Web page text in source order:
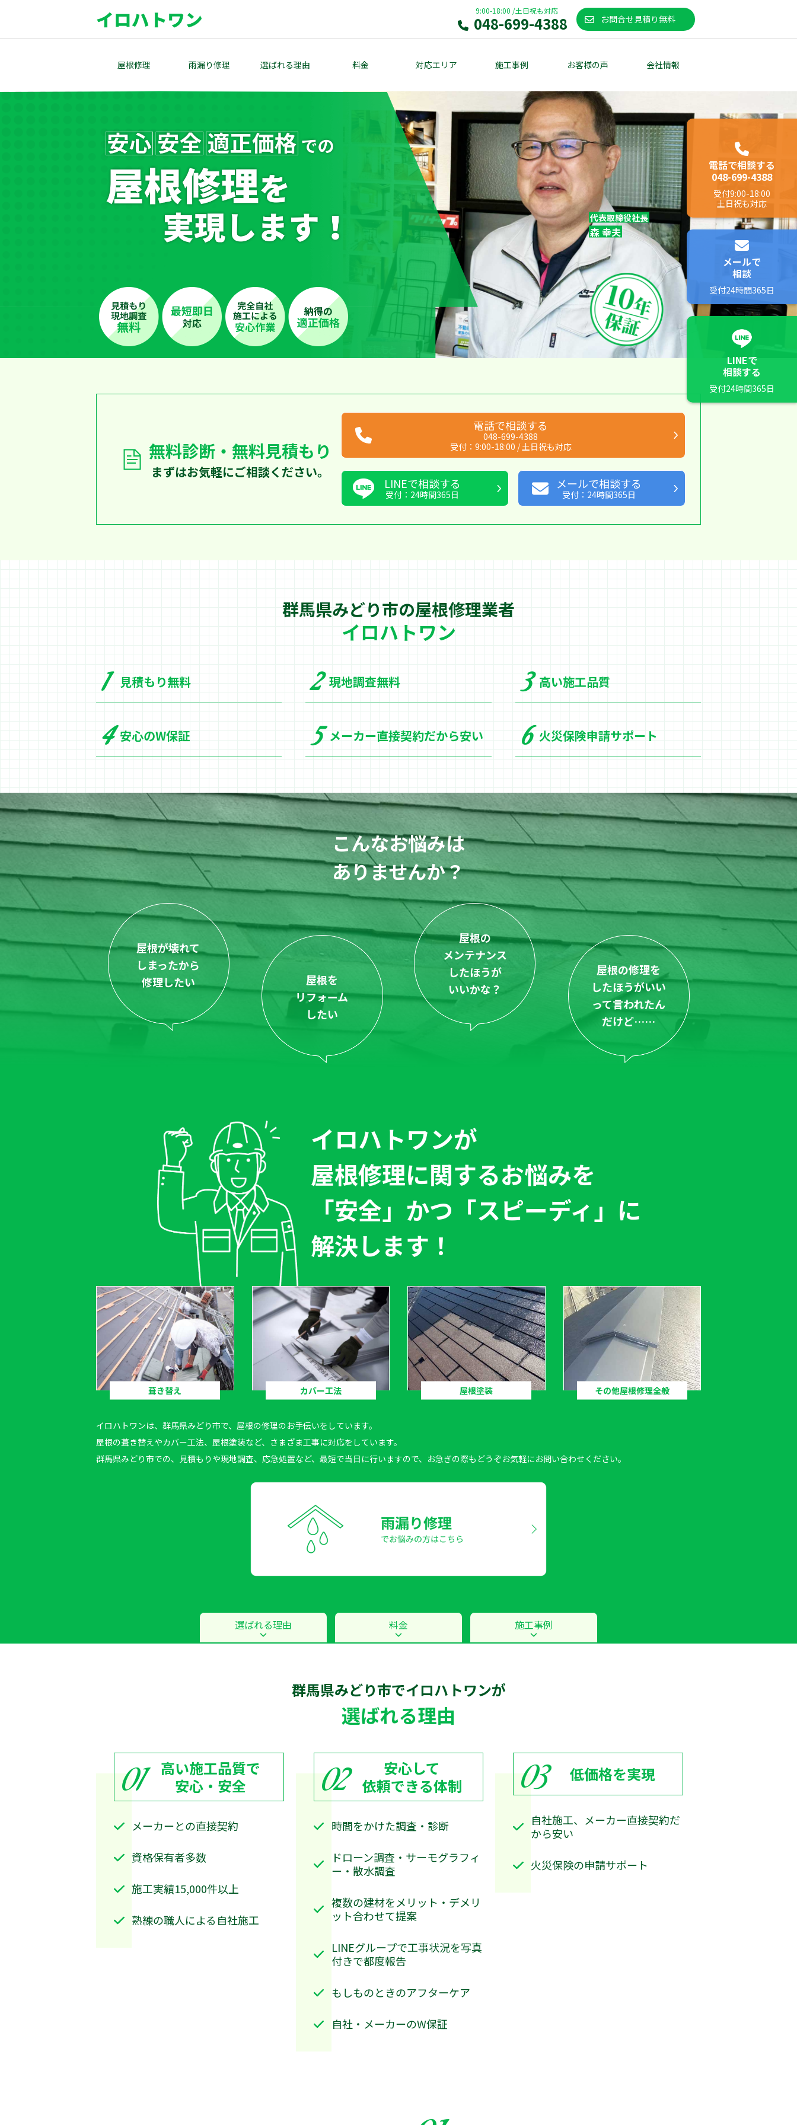
9:00-18:00 /土日祝も対応
048-699-4388 お問合せ見積り無料
屋根修理 雨漏り修理 選ばれる理由 料金 対応エリア 施工事例 お客様の声 会社情報
代表取締役社長
森 幸夫
メールで
相談
受付24時間365日
電話で相談する
048-699-4388
受付9:00-18:00
土日祝も対応
LINEで
相談する
受付24時間365日
無料診断・無料見積もり
まずはお気軽にご相談ください。
電話で相談する
048-699-4388
受付： 9:00-18:00 /土日祝も対応
LINEで相談する
受付：24時間365日
メールで相談する
受付：24時間365日
群馬県みどり市の屋根修理業者
イロハトワン
見積もり無料 現地調査無料 高い施工品質
安心のW保証 メーカー直接契約だから安い 火災保険申請サポート
こんなお悩みは
ありませんか？
屋根が壊れて
しまったから
修理したい
屋根を
リフォーム
したい
屋根の
メンテナンス
したほうが
いいかな？
屋根の修理を
したほうがいい
って言われたん
だけど……
イロハトワンが
屋根修理に関するお悩みを
「安全」 かつ 「スピーディ」 に
解決します！
葺き替え カバー工法 屋根塗装 その他屋根修理全般
イロハトワンは、群馬県みどり市で、屋根の修理のお手伝いをしています。
屋根の葺き替えやカバー工法、屋根塗装など、さまざま工事に対応をしています。
群馬県みどり市での、見積もりや現地調査、応急処置など、最短で当日に行いますので、お急ぎの際もどうぞお気軽にお問い合わせください。
選ばれる理由 料金 施工事例
群馬県みどり市でイロハトワンが
選ばれる理由
01
高い施工品質で
安心・安全
メーカーとの直接契約
資格保有者多数
施工実績15,000件以上
熟練の職人による自社施工
02
安心して
依頼できる体制
時間をかけた調査・診断
ドローン調査・サーモグラフィ
ー・散水調査
複数の建材をメリット・デメリ
ット合わせて提案
LINEグループで工事状況を写真
付きで都度報告
もしものときのアフターケア
自社・メーカーのW保証
03 低価格を実現
自社施工、メーカー直接契約だ
から安い
火災保険の申請サポート